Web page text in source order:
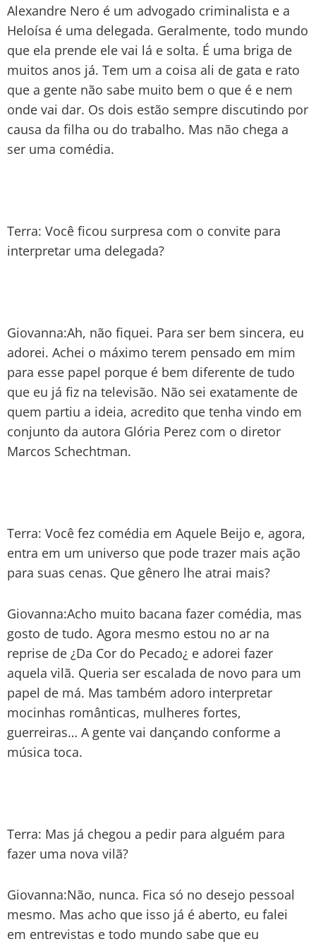
Alexandre Nero é um advogado criminalista e a
Heloísa é uma delegada. Geralmente, todo mundo
que ela prende ele vai lá e solta. É uma briga de
muitos anos já. Tem um a coisa ali de gata e rato
que a gente não sabe muito bem o que é e nem
onde vai dar. Os dois estão sempre discutindo por
causa da filha ou do trabalho. Mas não chega a
ser uma comédia.
Terra: Você ficou surpresa com o convite para
interpretar uma delegada?
Giovanna:Ah, não fiquei. Para ser bem sincera, eu
adorei. Achei o máximo terem pensado em mim
para esse papel porque é bem diferente de tudo
que eu já fiz na televisão. Não sei exatamente de
quem partiu a ideia, acredito que tenha vindo em
conjunto da autora Glória Perez com o diretor
Marcos Schechtman.
Terra: Você fez comédia em Aquele Beijo e, agora,
entra em um universo que pode trazer mais ação
para suas cenas. Que gênero lhe atrai mais?
Giovanna:Acho muito bacana fazer comédia, mas
gosto de tudo. Agora mesmo estou no ar na
reprise de ¿Da Cor do Pecado¿ e adorei fazer
aquela vilã. Queria ser escalada de novo para um
papel de má. Mas também adoro interpretar
mocinhas românticas, mulheres fortes,
guerreiras… A gente vai dançando conforme a
música toca.
Terra: Mas já chegou a pedir para alguém para
fazer uma nova vilã?
Giovanna:Não, nunca. Fica só no desejo pessoal
mesmo. Mas acho que isso já é aberto, eu falei
em entrevistas e todo mundo sabe que eu